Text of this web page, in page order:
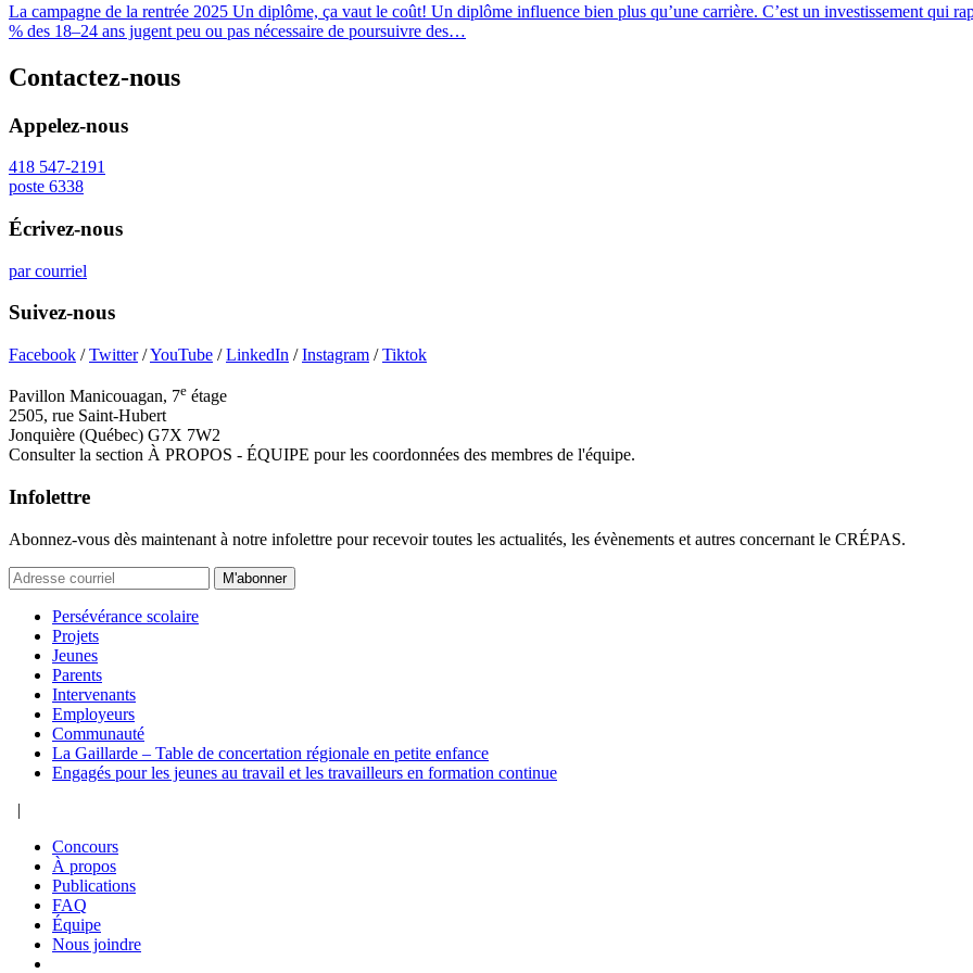
La campagne de la rentrée 2025 Un diplôme, ça vaut le coût! Un diplôme influence bien plus qu’une carrière. C’est un investissement qui
% des 18–24 ans jugent peu ou pas nécessaire de poursuivre des…
Contactez-nous
Appelez-nous
418 547-2191
poste 6338
Écrivez-nous
par courriel
Suivez-nous
Facebook /Twitter/YouTube /LinkedIn /Instagram /Tiktok
Pavillon Manicouagan, 7e étage
2505, rue Saint-Hubert
Jonquière (Québec) G7X 7W2
Consulter la section À PROPOS - ÉQUIPE pour les coordonnées des membres de l'équipe.
Infolettre
Abonnez-vous dès maintenant à notre infolettre pour recevoir toutes les actualités, les évènements et autres concernant le CRÉPAS.
M'abonner
Persévérance scolaire
Projets
Jeunes
Parents
Intervenants
Employeurs
Communauté
La Gaillarde – Table de concertation régionale en petite enfance
Engagés pour les jeunes au travail et les travailleurs en formation continue
|
Concours
À propos
Publications
FAQ
Équipe
Nous joindre